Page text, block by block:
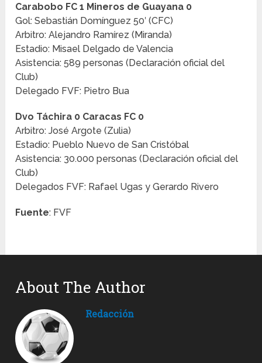
Carabobo FC 1 Mineros de Guayana 0
Gol: Sebastián Domínguez 50′ (CFC)
Arbitro: Alejandro Ramírez (Miranda)
Estadio: Misael Delgado de Valencia
Asistencia: 589 personas (Declaración oficial del
Club)
Delegado FVF: Pietro Bua
Dvo Táchira 0 Caracas FC 0
Arbitro: José Argote (Zulia)
Estadio: Pueblo Nuevo de San Cristóbal
Asistencia: 30.000 personas (Declaración oficial del
Club)
Delegados FVF: Rafael Ugas y Gerardo Rivero
Fuente: FVF
About The Author
Redacción